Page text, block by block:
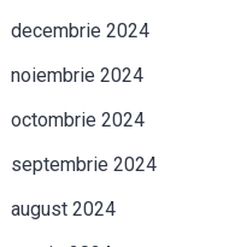
decembrie 2024
noiembrie 2024
octombrie 2024
septembrie 2024
august 2024